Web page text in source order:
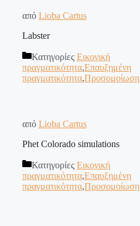
από Lioba Cartus
Labster
Κατηγορίες Εικονική
πραγματικότητα,Επαυξημένη
πραγματικότητα,Προσομοίωση
από Lioba Cartus
Phet Colorado simulations
Κατηγορίες Εικονική
πραγματικότητα,Επαυξημένη
πραγματικότητα,Προσομοίωση